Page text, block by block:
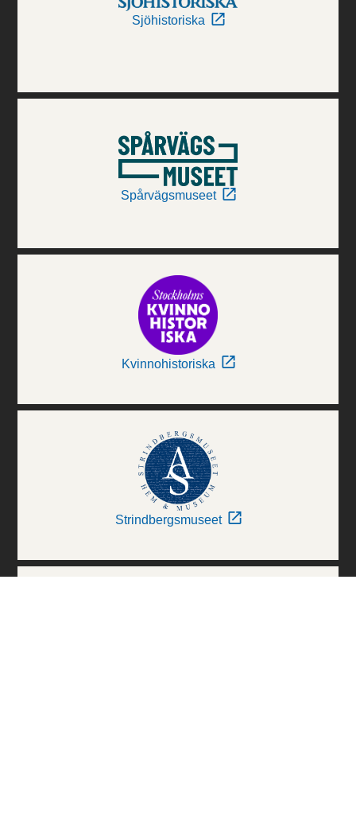
Sjöhistoriska
Spårvägsmuseet
Kvinnohistoriska
Strindbergsmuseet